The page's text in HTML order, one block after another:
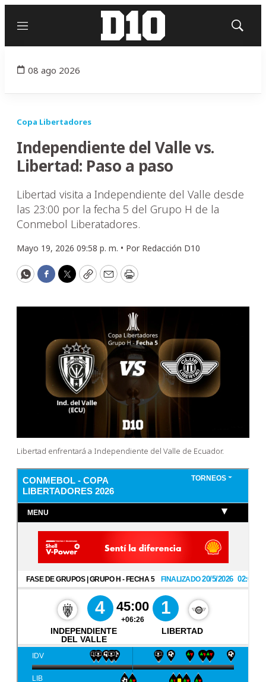
Menú
Mostrar
08 ago 2026
Copa Libertadores
Independiente del Valle vs.
Libertad: Paso a paso
Libertad visita a Independiente del Valle desde
las 23:00 por la fecha 5 del Grupo H de la
Conmebol Liberatadores.
Mayo 19, 2026 09:58 p. m. • Por Redacción D10
WhatsApp
Facebook
Twitter
CopyEmailPrint
Libertad enfrentará a Independiente del Valle de Ecuador.